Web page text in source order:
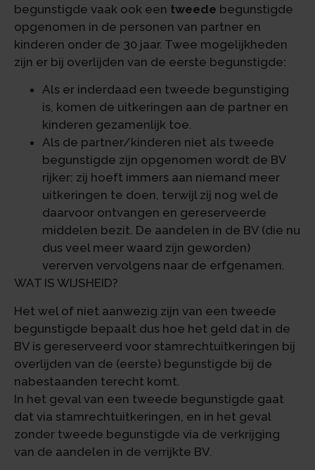
begunstigde vaak ook een tweede begunstigde
opgenomen in de personen van partner en
kinderen onder de 30 jaar. Twee mogelijkheden
zijn er bij overlijden van de eerste begunstigde:
Als er inderdaad een tweede begunstiging
is, komen de uitkeringen aan de partner en
kinderen gezamenlijk toe.
Als de partner/kinderen niet als tweede
begunstigde zijn opgenomen wordt de BV
rijker: zij hoeft immers aan niemand meer
uitkeringen te doen, terwijl zij nog wel de
daarvoor ontvangen en gereserveerde
middelen bezit. De aandelen in de BV (die nu
dus veel meer waard zijn geworden)
vererven vervolgens naar de erfgenamen.
WAT IS WIJSHEID?
Het wel of niet aanwezig zijn van een tweede
begunstigde bepaalt dus hoe het geld dat in de
BV is gereserveerd voor stamrechtuitkeringen bij
overlijden van de (eerste) begunstigde bij de
nabestaanden terecht komt.
In het geval van een tweede begunstigde gaat
dat via stamrechtuitkeringen, en in het geval
zonder tweede begunstigde via de verkrijging
van de aandelen in de verrijkte BV.